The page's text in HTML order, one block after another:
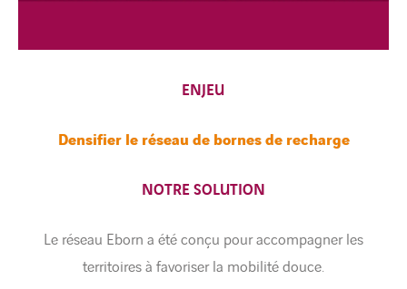
ENJEU
Densifier le réseau de bornes de recharge
NOTRE SOLUTION
Le réseau Eborn a été conçu pour accompagner les
territoires à favoriser la mobilité douce.